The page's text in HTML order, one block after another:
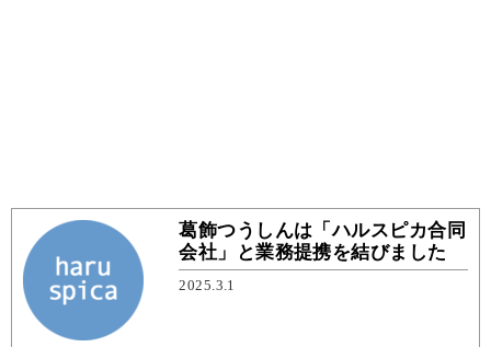
葛飾つうしんは「ハルスピカ合同
会社」と業務提携を結びました
2025.3.1